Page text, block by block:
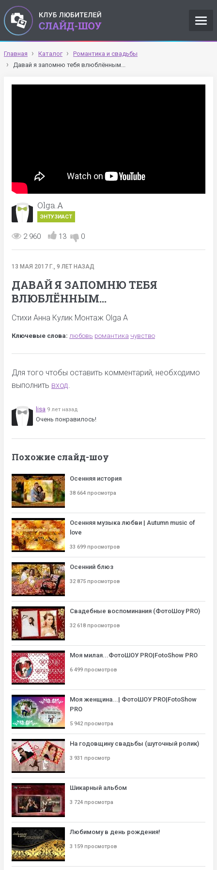
Главная Каталог
Романтика и свадьбы
Давай я запомню тебя влюблённым...
Olga.A
ЭНТУЗИАСТ
2 960 13 0
13 МАЯ 2017 Г., 9 ЛЕТ НАЗАД
ДАВАЙ Я ЗАПОМНЮ ТЕБЯ
ВЛЮБЛЁННЫМ...
Стихи Анна Кулик Монтаж Olga A
Ключевые слова: любовь романтика чувство
Для того чтобы оставить комментарий, необходимо
выполнить вход.
lisa 9 лет назад
Очень понравилось!
Похожие слайд-шоу
Осенняя история
38 664 просмотра
Осенняя музыка любви | Autumn music of
love
33 699 просмотров
Осенний блюз
32 875 просмотров
Свадебные воспоминания (ФотоШоу PRO)
32 618 просмотров
Моя милая...ФотоШОУ PRO|FotoShow PRO
6 499 просмотров
Моя женщина...| ФотоШОУ PRO|FotoShow
PRO
5 942 просмотра
На годовщину свадьбы (шуточный ролик)
3 931 просмотр
Шикарный альбом
3 724 просмотра
Любимому в день рождения!
3 159 просмотров